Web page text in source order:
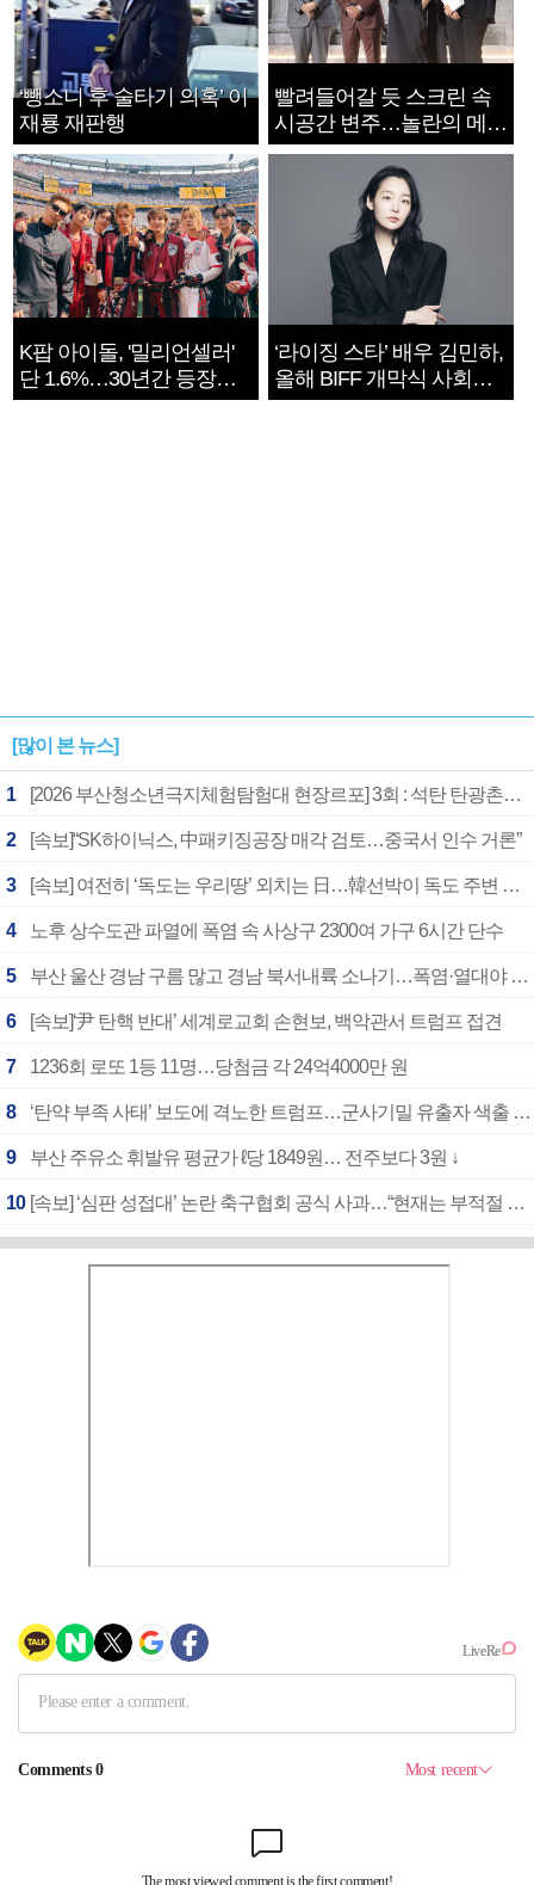
‘뺑소니 후 술타기 의혹’ 이
재룡 재판행
빨려들어갈 듯 스크린 속
시공간 변주…놀란의 메시
지는 ‘전쟁 속죄’
K팝 아이돌, '밀리언셀러'
단 1.6%…30년간 등장
1182개팀 전수조사
‘라이징 스타’ 배우 김민하,
올해 BIFF 개막식 사회자
확정
[많이 본 뉴스]
1 [2026 부산청소년극지체험탐험대 현장르포] 3회 : 석탄 탄광촌에서 북극 연구의 중심지로
2 [속보]“SK하이닉스, 中패키징공장 매각 검토…중국서 인수 거론”
3 [속보] 여전히 ‘독도는 우리땅’ 외치는 日…韓선박이 독도 주변 해양조사 활동하자 반발
4 노후 상수도관 파열에 폭염 속 사상구 2300여 가구 6시간 단수
5 부산 울산 경남 구름 많고 경남 북서내륙 소나기…폭염·열대야 계속
6 [속보]‘尹 탄핵 반대’ 세계로교회 손현보, 백악관서 트럼프 접견
7 1236회 로또 1등 11명…당첨금 각 24억4000만 원
8 ‘탄약 부족 사태’ 보도에 격노한 트럼프…군사기밀 유출자 색출 지시
9 부산 주유소 휘발유 평균가 ℓ당 1849원… 전주보다 3원 ↓
10 [속보] ‘심판 성접대’ 논란 축구협회 공식 사과…“현재는 부적절 행위 없어”